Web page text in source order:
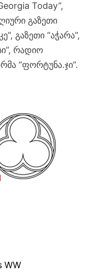
Today”,
გაზეთი
გაზეთი “აჭარა”,
რადიო
“ფორტუნა.ჯი”.